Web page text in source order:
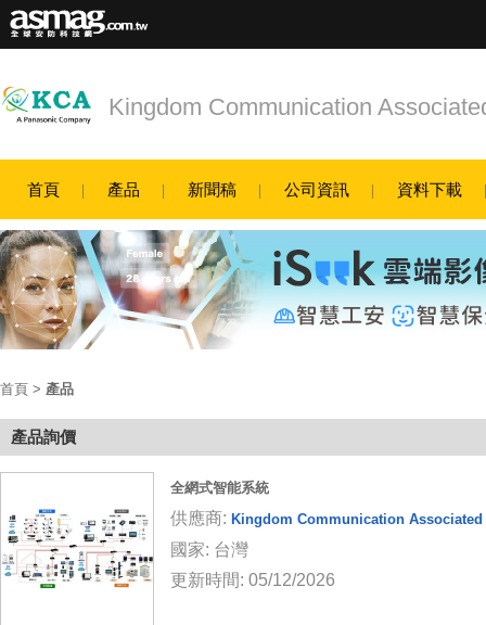
Kingdom Communication
首頁 產品 新聞稿 公司資訊 資料下載
首頁 > 產品
產品詢價
全網式智能系統
供應商: Kingdom Communication Associated
國家: 台灣
更新時間: 05/12/2026